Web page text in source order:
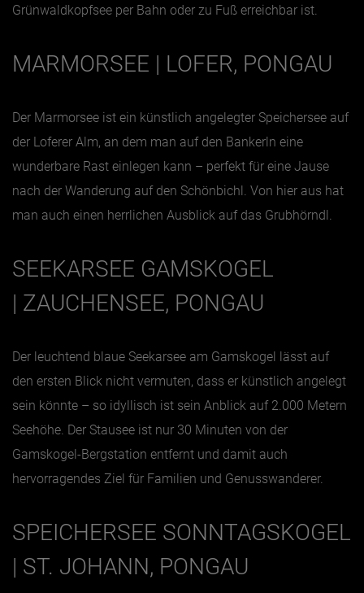
Grünwaldkopfsee per Bahn oder zu Fuß erreichbar ist.
MARMORSEE | LOFER, PONGAU
Der Marmorsee ist ein künstlich angelegter Speichersee auf
der Loferer Alm, an dem man auf den Bankerln eine
wunderbare Rast einlegen kann – perfekt für eine Jause
nach der Wanderung auf den Schönbichl. Von hier aus hat
man auch einen herrlichen Ausblick auf das Grubhörndl.
SEEKARSEE GAMSKOGEL
| ZAUCHENSEE, PONGAU
Der leuchtend blaue Seekarsee am Gamskogel lässt auf
den ersten Blick nicht vermuten, dass er künstlich angelegt
sein könnte – so idyllisch ist sein Anblick auf 2.000 Metern
Seehöhe. Der Stausee ist nur 30 Minuten von der
Gamskogel-Bergstation entfernt und damit auch
hervorragendes Ziel für Familien und Genusswanderer.
SPEICHERSEE SONNTAGSKOGEL
| ST. JOHANN, PONGAU